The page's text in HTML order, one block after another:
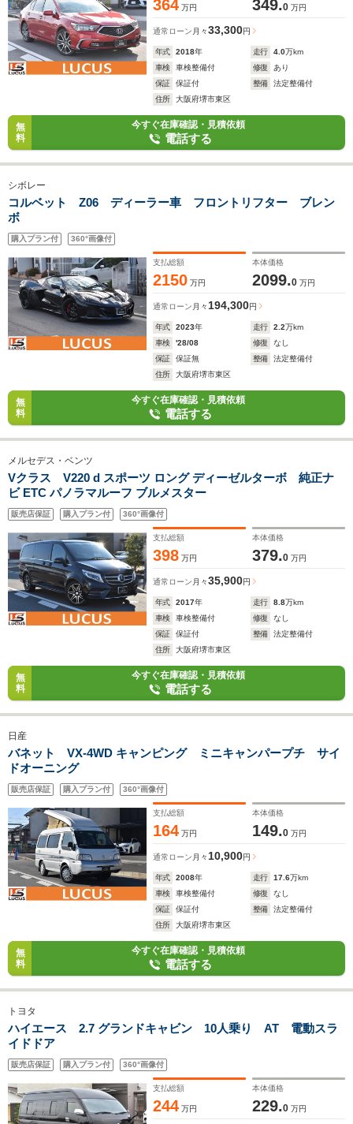
364 万円 349.0 万円
通常ローン 月々33,300円
年式 2018年 走行 4.0万km
車検
車検整備付 修復
あり
保証
保証付 整備
法定整備付
住所
大阪府堺市東区
無
料
今すぐ在庫確認・見積依頼
電話する
シボレー
コルベット Z06 ディーラー車 フロントリフター ブレン
ボ
購入プラン付 360°画像付
支払総額
2150 万円
本体価格
2099.0 万円
通常ローン 月々 194,300円
年式 2023年 走行 2.2万km
車検
'28/08 修復
なし
保証
保証無 整備
法定整備付
住所
大阪府堺市東区
無
料
今すぐ在庫確認・見積依頼
電話する
メルセデス・ベンツ
Vクラス V220 d スポーツ ロング ディーゼルターボ 純正ナ
ビ ETC パノラマルーフ ブルメスター
販売店保証 購入プラン付 360°画像付
支払総額
398 万円
本体価格
379.0 万円
通常ローン 月々35,900円
年式 2017年 走行 8.8万km
車検
車検整備付 修復
なし
保証
保証付 整備
法定整備付
住所
大阪府堺市東区
無
料
今すぐ在庫確認・見積依頼
電話する
日産
バネット VX-4WD キャンピング ミニキャンパープチ サイ
ドオーニング
販売店保証 購入プラン付 360°画像付
支払総額
164 万円
本体価格
149.0 万円
通常ローン 月々 10,900円
年式 2008年 走行 17.6万km
車検
車検整備付 修復
なし
保証
保証付 整備
法定整備付
住所
大阪府堺市東区
無
料
今すぐ在庫確認・見積依頼
電話する
トヨタ
ハイエース 2.7 グランドキャビン 10人乗り AT 電動スラ
イドドア
販売店保証 購入プラン付 360°画像付
支払総額
244 万円
本体価格
229.0 万円